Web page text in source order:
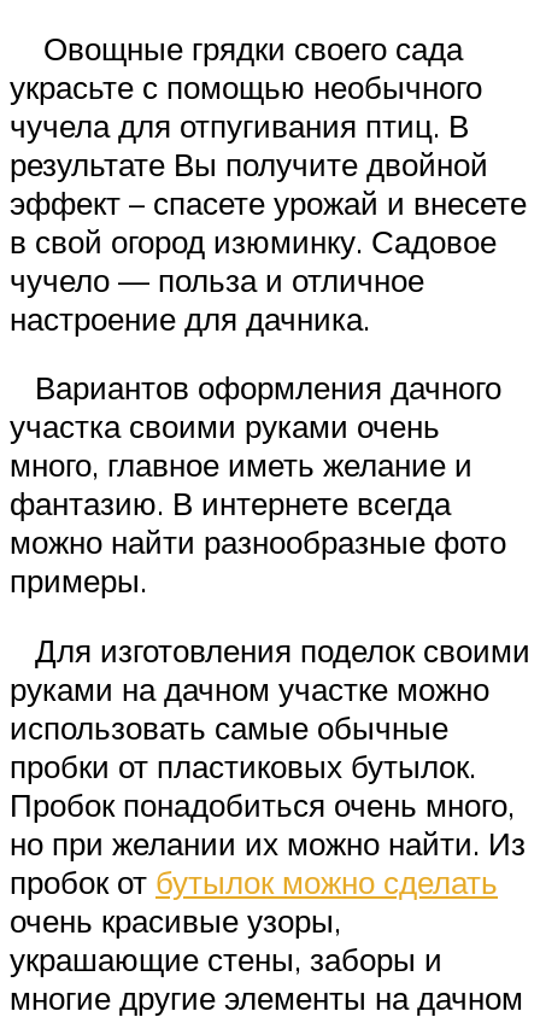
Овощные грядки своего сада
украсьте с помощью необычного
чучела для отпугивания птиц. В
результате Вы получите двойной
эффект – спасете урожай и внесете
в свой огород изюминку. Садовое
чучело — польза и отличное
настроение для дачника.
Вариантов оформления дачного
участка своими руками очень
много, главное иметь желание и
фантазию. В интернете всегда
можно найти разнообразные фото
примеры.
Для изготовления поделок своими
руками на дачном участке можно
использовать самые обычные
пробки от пластиковых бутылок.
Пробок понадобиться очень много,
но при желании их можно найти. Из
пробок от бутылок можно сделать
очень красивые узоры,
украшающие стены, заборы и
многие другие элементы на дачном